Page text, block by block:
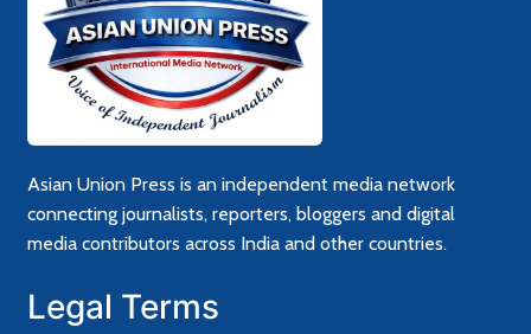
Asian Union Press is an independent media network
connecting journalists, reporters, bloggers and digital
media contributors across India and other countries.
Legal Terms